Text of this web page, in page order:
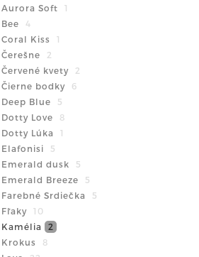
Aurora Soft
1
Bee
4
Coral Kiss
1
Čerešne
2
Červené kvety
2
Čierne bodky
6
Deep Blue
5
Dotty Love
8
Dotty Lúka
1
Elafonisi
5
Emerald dusk
5
Emerald Breeze
5
Farebné Srdiečka
5
Fľaky
10
Kamélia
2
Krokus
8